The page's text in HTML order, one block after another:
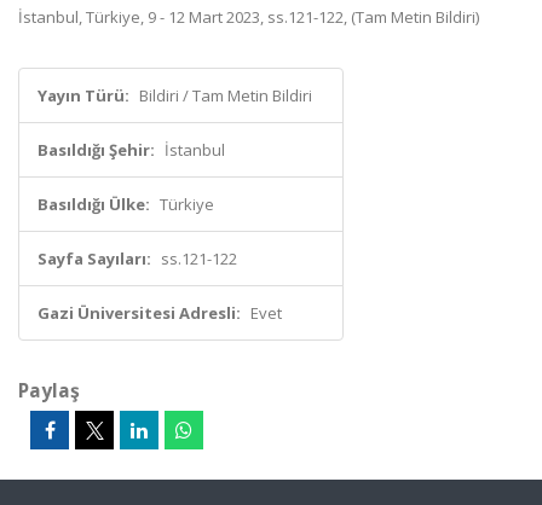
İstanbul, Türkiye, 9 - 12 Mart 2023, ss.121-122, (Tam Metin Bildiri)
Yayın Türü: Bildiri / Tam Metin Bildiri
Basıldığı Şehir: İstanbul
Basıldığı Ülke: Türkiye
Sayfa Sayıları: ss.121-122
Gazi Üniversitesi Adresli: Evet
Paylaş